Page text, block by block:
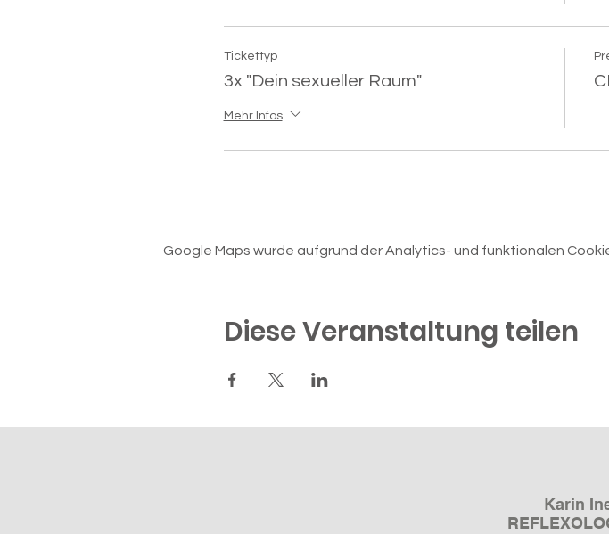
Tickettyp
3x "Dein sexueller Raum"
Mehr Infos
Google Maps wurde aufgrund der Analytics- und funktionalen
Diese Veranstaltung teilen
Karin